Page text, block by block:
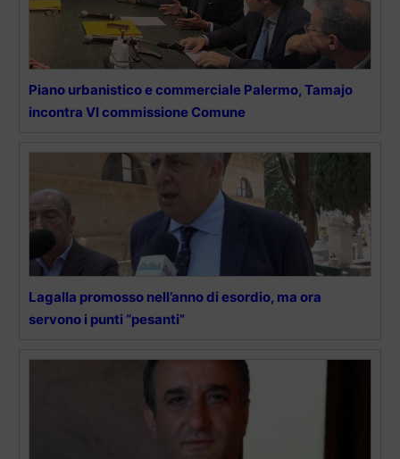
Piano urbanistico e commerciale Palermo, Tamajo
incontra VI commissione Comune
Lagalla promosso nell’anno di esordio, ma ora
servono i punti “pesanti”